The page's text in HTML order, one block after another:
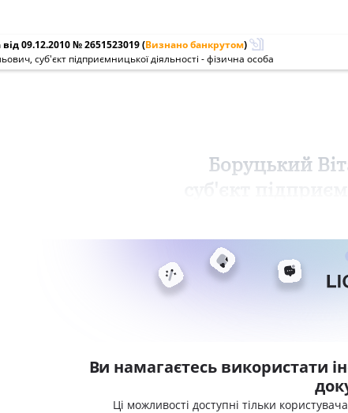
09.12.2010 № 2651523019(Визнано банкрутом)
суб'єкт підприємницької діяльності - фізична особа
Боруцький
Ви намагаєтесь використати
Ці можливості доступні тільки